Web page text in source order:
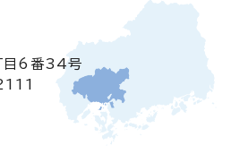
目6番34号